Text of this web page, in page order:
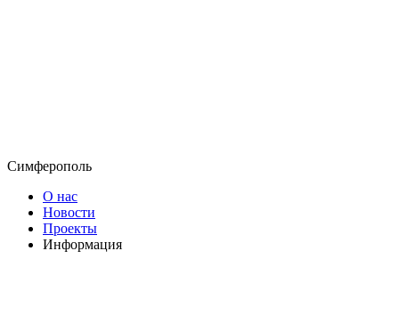
Симферополь
О нас
Новости
Проекты
Информация